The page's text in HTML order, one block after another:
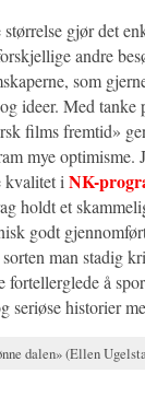
gjør det
andre
som
ideer. Med tanke
films fremtid»
mye optimisme.
kvalitet i NK-
holdt et
godt
man stadig
fortellerglede å
seriøse historier
dalen» (Ellen